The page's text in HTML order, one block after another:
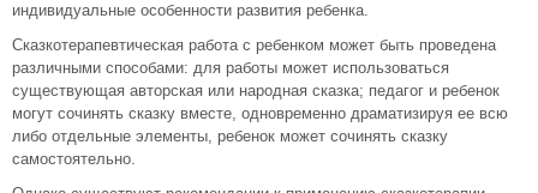
индивидуальные особенности развития ребенка.
Сказкотерапевтическая работа с ребенком может быть проведена
различными способами: для работы может использоваться
существующая авторская или народная сказка; педагог и ребенок
могут сочинять сказку вместе, одновременно драматизируя ее всю
либо отдельные элементы, ребенок может сочинять сказку
самостоятельно.